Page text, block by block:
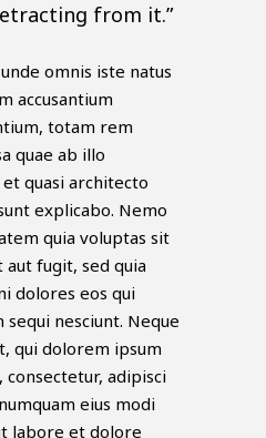
from it.”
omnis iste natus
accusantium
totam rem
quae ab illo
quasi architecto
explicabo. Nemo
quia voluptas sit
fugit, sed quia
dolores eos qui
nesciunt. Neque
qui dolorem ipsum
adipisci
eius modi
labore et dolore